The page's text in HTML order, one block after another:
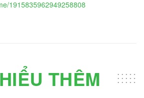
1915835962949258808
THÊM